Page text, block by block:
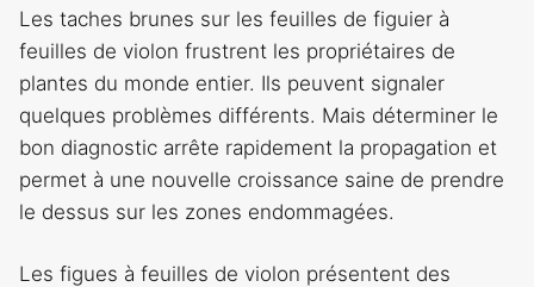
Les taches brunes sur les feuilles de figuier à
feuilles de violon frustrent les propriétaires de
plantes du monde entier. Ils peuvent signaler
quelques problèmes différents. Mais déterminer le
bon diagnostic arrête rapidement la propagation et
permet à une nouvelle croissance saine de prendre
le dessus sur les zones endommagées.
Les figues à feuilles de violon présentent des